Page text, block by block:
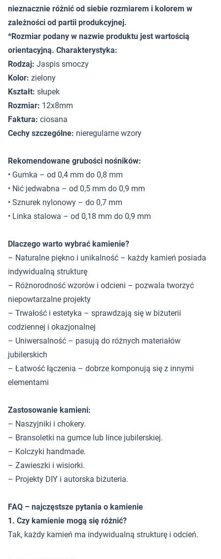
nieznacznie różnić od siebie rozmiarem i kolorem w
zależności od partii produkcyjnej.
*Rozmiar podany w nazwie produktu jest wartością
orientacyjną. Charakterystyka:
Rodzaj: Jaspis smoczy
Kolor: zielony
Kształt: słupek
Rozmiar: 12x8mm
Faktura: ciosana
Cechy szczególne: nieregularne wzory
Rekomendowane grubości nośników:
• Gumka – od 0,4 mm do 0,8 mm
• Nić jedwabna – od 0,5 mm do 0,9 mm
• Sznurek nylonowy – do 0,7 mm
• Linka stalowa – od 0,18 mm do 0,9 mm
Dlaczego warto wybrać kamienie?
– Naturalne piękno i unikalność – każdy kamień posiada
indywidualną strukturę
– Różnorodność wzorów i odcieni – pozwala tworzyć
niepowtarzalne projekty
– Trwałość i estetyka – sprawdzają się w biżuterii
codziennej i okazjonalnej
– Uniwersalność – pasują do różnych materiałów
jubilerskich
– Łatwość łączenia – dobrze komponują się z innymi
elementami
Zastosowanie kamieni:
– Naszyjniki i chokery.
– Bransoletki na gumce lub lince jubilerskiej.
– Kolczyki handmade.
– Zawieszki i wisiorki.
– Projekty DIY i autorska biżuteria.
FAQ – najczęstsze pytania o kamienie
1. Czy kamienie mogą się różnić?
Tak, każdy kamień ma indywidualną strukturę i odcień.